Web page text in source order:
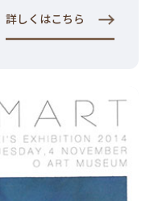
詳しくはこちら